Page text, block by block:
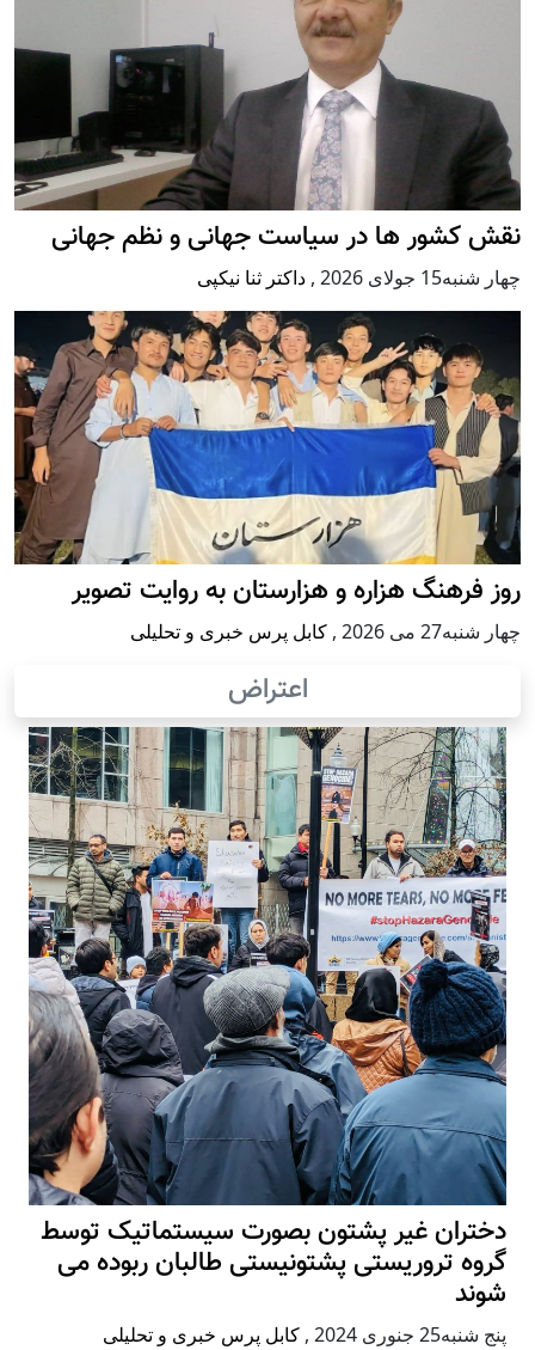
نقش کشور ها در سیاست جهانی و نظم جهانی
چهار شنبه15 جولای 2026 , داکتر ثنا نیکپی
روز فرهنگ هزاره و هزارستان به روایت تصویر
چهار شنبه27 می 2026 , کابل پرس خبری و تحلیلی
اعتراض
دختران غیر پشتون بصورت سیستماتیک توسط
گروه تروریستی پشتونیستی طالبان ربوده می
شوند
پنج شنبه25 جنوری 2024 , کابل پرس خبری و تحلیلی